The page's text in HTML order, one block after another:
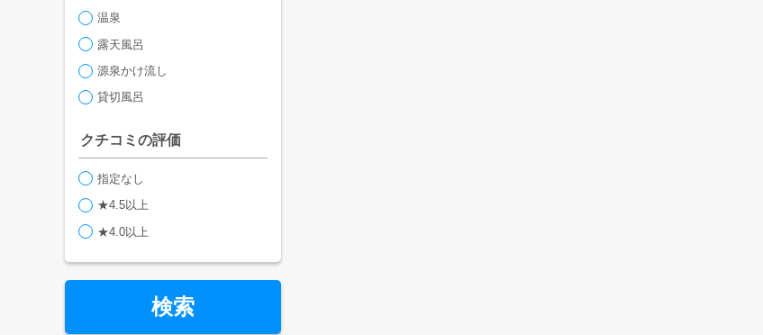
温泉
露天風呂
源泉かけ流し
貸切風呂
クチコミの評価
指定なし
★4.5以上
★4.0以上
検索